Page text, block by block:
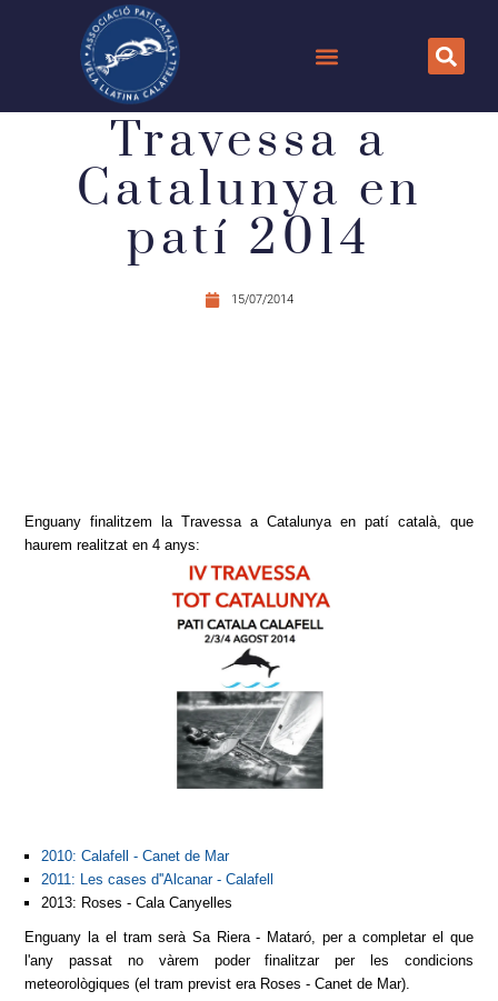
Travessa a
Catalunya en
patí 2014
15/07/2014
Enguany finalitzem la Travessa a Catalunya en patí català, que
haurem realitzat en 4 anys:
2010: Calafell - Canet de Mar
2011: Les cases d''Alcanar - Calafell
2013: Roses - Cala Canyelles
Enguany la el tram serà Sa Riera - Mataró, per a completar el que
l'any passat no vàrem poder finalitzar per les condicions
meteorològiques (el tram previst era Roses - Canet de Mar).